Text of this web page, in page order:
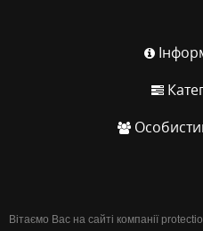
Вітаємо Вас на сайті компанії